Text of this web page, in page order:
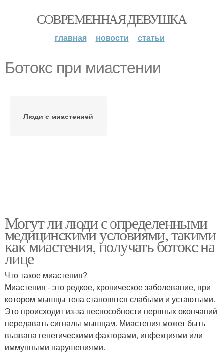
СОВРЕМЕННАЯ ДЕВУШКА
главная новости статьи
Ботокс при миастении
Люди с миастенией
Могут ли люди с определенными
медицинскими условиями, такими
как миастения, получать ботокс на
лице
Что такое миастения?
Миастения - это редкое, хроническое заболевание, при
котором мышцы тела становятся слабыми и устаютыми.
Это происходит из-за неспособности нервных окончаний
передавать сигналы мышцам. Миастения может быть
вызвана генетическими факторами, инфекциями или
иммунными нарушениями.